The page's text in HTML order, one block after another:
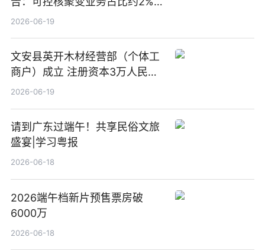
前沿热点
2026-06-19
文安县英开木材经营部（个体工
商户）成立 注册资本3万人民币
新要闻
2026-06-19
请到广东过端午！共享民俗文旅
盛宴|学习粤报
2026-06-18
2026端午档新片预售票房破
6000万
2026-06-18